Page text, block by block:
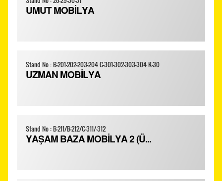
UMUT MOBİLYA
Stand No : B-201-202-203-204 C-301-302-303-304 K-30
UZMAN MOBİLYA
Stand No : B-211/B-212/C-311/-312
YAŞAM BAZA MOBİLYA 2 (Ü...